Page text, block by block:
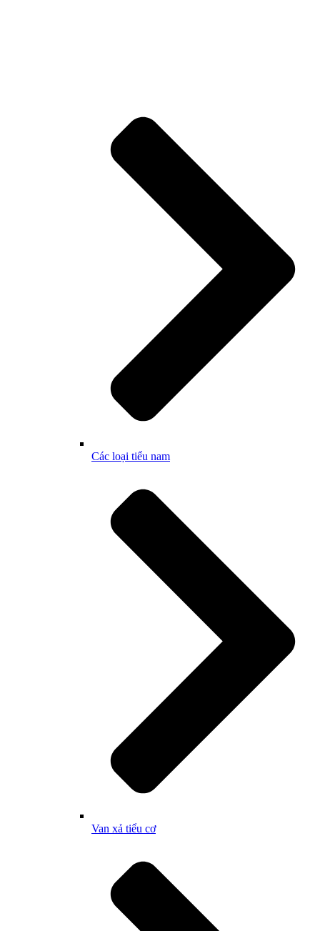
Các loại tiểu nam
Van xả tiểu cơ